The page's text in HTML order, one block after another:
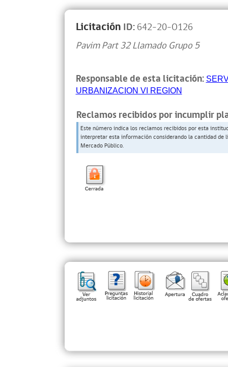
Licitación ID:642-20-O126
Pavim Part 32 Llamado Grupo 5
Responsable de esta licitación:
URBANIZACION VI REGION
Reclamos recibidos por incumplir
Este número indica los reclamos recibidos por esta
interpretar esta información considerando la cantidad
Mercado Público.